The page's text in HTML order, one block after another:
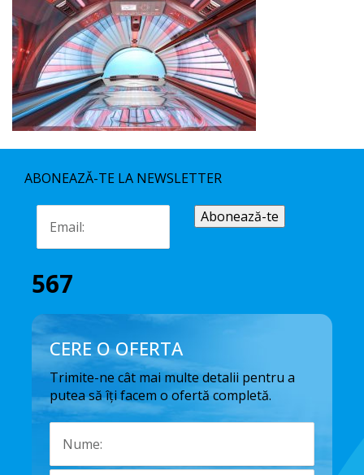
ABONEAZĂ-TE LA NEWSLETTER
567
CERE O OFERTA
Trimite-ne cât mai multe detalii pentru a
putea să îți facem o ofertă completă.